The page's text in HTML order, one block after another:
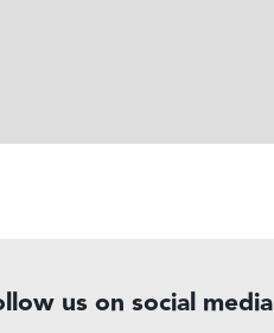
us on social media